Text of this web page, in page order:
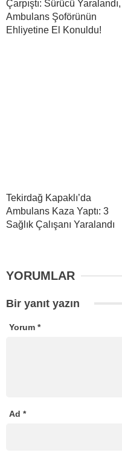
Çarpıştı: Sürücü Yaralandı,
Ambulans Şoförünün
Ehliyetine El Konuldu!
Tekirdağ Kapaklı’da
Ambulans Kaza Yaptı: 3
Sağlık Çalışanı Yaralandı
YORUMLAR
Bir yanıt yazın
Yorum *
Ad *